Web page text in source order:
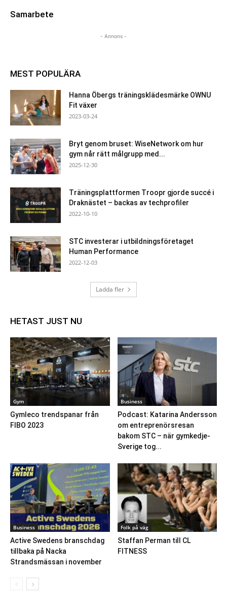
Samarbete
- Annons -
MEST POPULÄRA
Hanna Öbergs träningsklädesmärke OWNU
Fit växer
2023-03-24
Bryt genom bruset: WiseNetwork om hur
gym når rätt målgrupp med...
2025-12-30
Träningsplattformen Troopr gjorde succé i
Draknästet – backas av techprofiler
2022-10-10
STC investerar i utbildningsföretaget
Human Performance
2022-12-03
Ladda fler
HETAST JUST NU
Gym
Gymleco trendspanar från
FIBO 2023
Business
Podcast: Katarina Andersson
om entreprenörsresan
bakom STC – när gymkedje-
Sverige tog...
Business
Active Swedens branschdag
tillbaka på Nacka
Strandsmässan i november
Folk på väg
Staffan Perman till CL
FITNESS